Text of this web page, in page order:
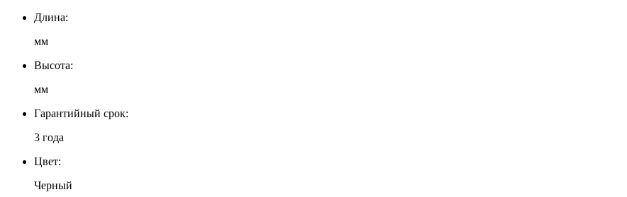
Длина:
мм
Высота:
мм
Гарантийный срок:
3 года
Цвет:
Черный